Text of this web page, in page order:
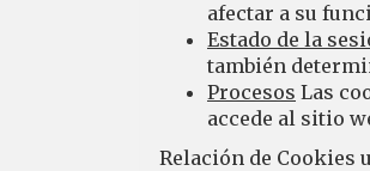
afectar a su
Estado de la
también
Procesos Las
accede al sitio
Relación de